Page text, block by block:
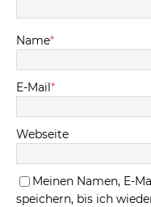
Name*
E-Mail*
Webseite
Meinen Namen, E-
speichern, bis ich